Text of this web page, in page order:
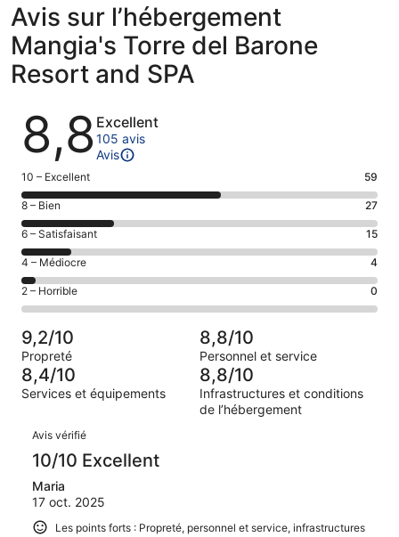
Avis sur l’hébergement
Mangia's Torre del Barone
Resort and SPA
Avis
8,8 Excellent
105 avis
Avis
Note
des
voyageurs
de 10
(Excellent),
d’après 59 avis
sur 105.
10 – Excellent 59
Note
des
voyageurs
de 8
(Bien),
d’après 27 avis
sur 105.
8 – Bien 27
Note
des
voyageurs
de 6
(Satisfaisant),
sur 105.
6 – Satisfaisant 15
Note
des
voyageurs
de 4
(Médiocre),
d’après 4 avis
sur 105.
4 – Médiocre 4
Note
des
voyageurs
de 2
(Horrible),
d’après 0 avis
sur 105.
2 – Horrible 0
9,2/10
Propreté
8,8/10
Personnel et service
8,4/10
Services et équipements
8,8/10
Infrastructures et conditions
de l’hébergement
Avis
Avis vérifié
10/10 Excellent
Maria
17 oct. 2025
Les points forts : Propreté, personnel et service, infrastructures